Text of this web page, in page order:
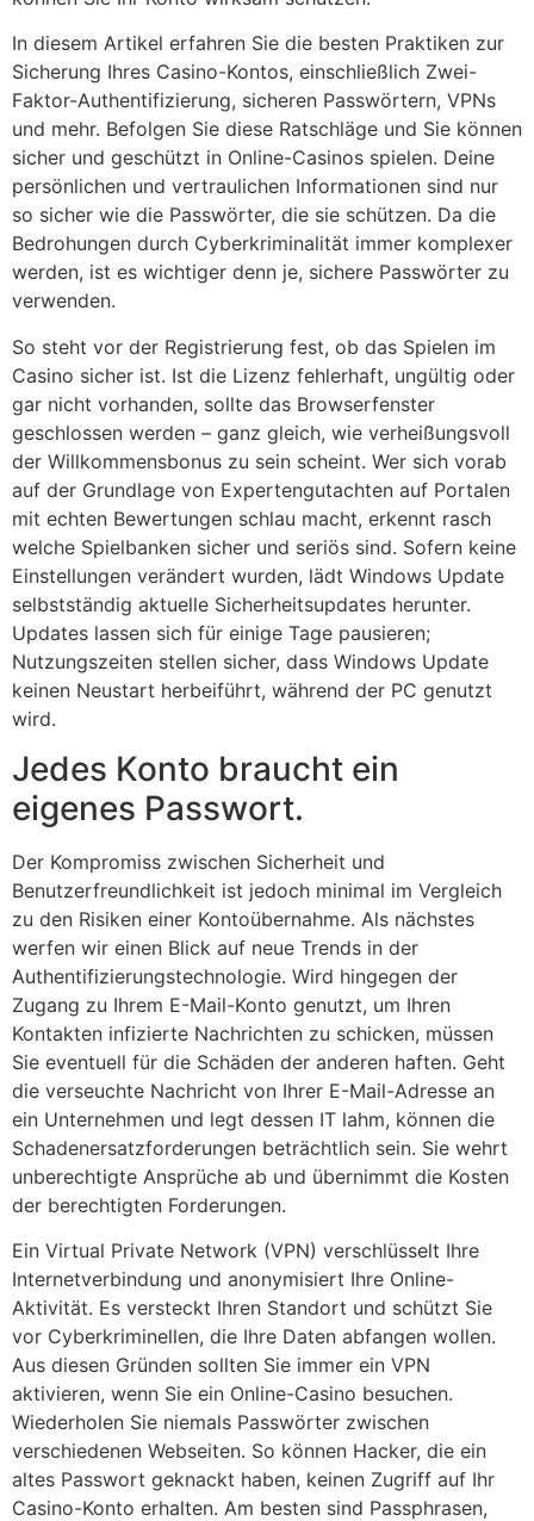
In diesem Artikel erfahren Sie die besten Praktiken zur
Sicherung Ihres Casino-Kontos, einschließlich Zwei-
Faktor-Authentifizierung, sicheren Passwörtern, VPNs
und mehr. Befolgen Sie diese Ratschläge und Sie können
sicher und geschützt in Online-Casinos spielen. Deine
persönlichen und vertraulichen Informationen sind nur
so sicher wie die Passwörter, die sie schützen. Da die
Bedrohungen durch Cyberkriminalität immer komplexer
werden, ist es wichtiger denn je, sichere Passwörter zu
verwenden.
So steht vor der Registrierung fest, ob das Spielen im
Casino sicher ist. Ist die Lizenz fehlerhaft, ungültig oder
gar nicht vorhanden, sollte das Browserfenster
geschlossen werden – ganz gleich, wie verheißungsvoll
der Willkommensbonus zu sein scheint. Wer sich vorab
auf der Grundlage von Expertengutachten auf Portalen
mit echten Bewertungen schlau macht, erkennt rasch
welche Spielbanken sicher und seriös sind. Sofern keine
Einstellungen verändert wurden, lädt Windows Update
selbstständig aktuelle Sicherheitsupdates herunter.
Updates lassen sich für einige Tage pausieren;
Nutzungszeiten stellen sicher, dass Windows Update
keinen Neustart herbeiführt, während der PC genutzt
wird.
Jedes Konto braucht ein
eigenes Passwort.
Der Kompromiss zwischen Sicherheit und
Benutzerfreundlichkeit ist jedoch minimal im Vergleich
zu den Risiken einer Kontoübernahme. Als nächstes
werfen wir einen Blick auf neue Trends in der
Authentifizierungstechnologie. Wird hingegen der
Zugang zu Ihrem E-Mail-Konto genutzt, um Ihren
Kontakten infizierte Nachrichten zu schicken, müssen
Sie eventuell für die Schäden der anderen haften. Geht
die verseuchte Nachricht von Ihrer E-Mail-Adresse an
ein Unternehmen und legt dessen IT lahm, können die
Schadenersatzforderungen beträchtlich sein. Sie wehrt
unberechtigte Ansprüche ab und übernimmt die Kosten
der berechtigten Forderungen.
Ein Virtual Private Network (VPN) verschlüsselt Ihre
Internetverbindung und anonymisiert Ihre Online-
Aktivität. Es versteckt Ihren Standort und schützt Sie
vor Cyberkriminellen, die Ihre Daten abfangen wollen.
Aus diesen Gründen sollten Sie immer ein VPN
aktivieren, wenn Sie ein Online-Casino besuchen.
Wiederholen Sie niemals Passwörter zwischen
verschiedenen Webseiten. So können Hacker, die ein
altes Passwort geknackt haben, keinen Zugriff auf Ihr
Casino-Konto erhalten. Am besten sind Passphrasen,